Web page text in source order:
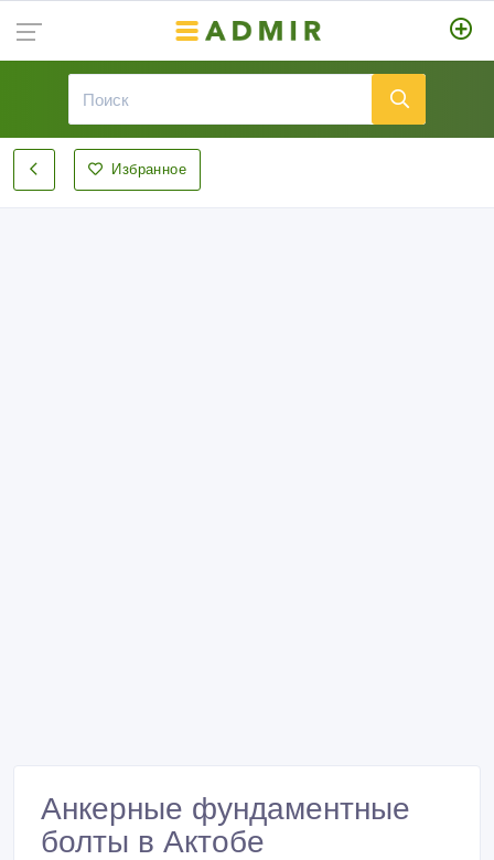
Избранное
Анкерные фундаментные
болты в Актобе